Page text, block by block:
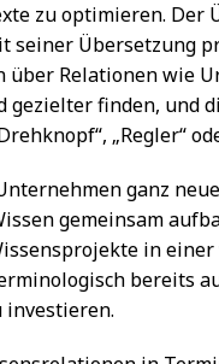
zu optimieren. Der
seiner Übersetzung
über Relationen wie
gezielter finden, und
„Regler“
ganz
gemeinsam
in
bereits
investieren.